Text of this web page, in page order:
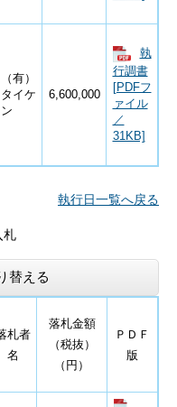
（有）
タイケ
ン
6,600,000
執
行調書
[PDFフ
ァイル
／
31KB]
執行日一覧へ戻る
札
替える
札者
名
落札金額
（税抜）
（円）
ＰＤＦ
版